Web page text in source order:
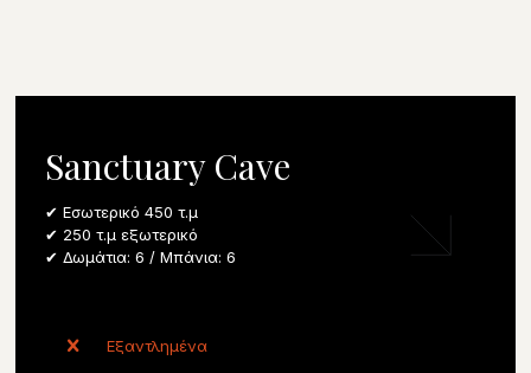
Sanctuary Cave
✔ Εσωτερικό 450 τ.μ
✔ 250 τ.μ εξωτερικό
✔ Δωμάτια: 6 / Μπάνια: 6
Εξαντλημένα